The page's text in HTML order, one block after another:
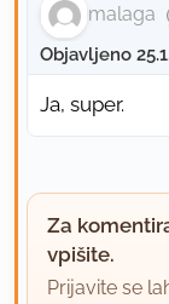
malaga
Objavljeno
Ja, super.
Za
vpišite.
Prijavite se